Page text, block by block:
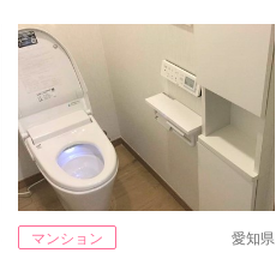
マンション 愛知県